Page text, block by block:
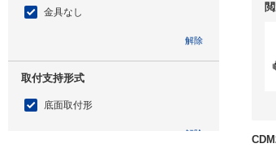
金具なし
解除
取付支持形式
底面取付形
解除